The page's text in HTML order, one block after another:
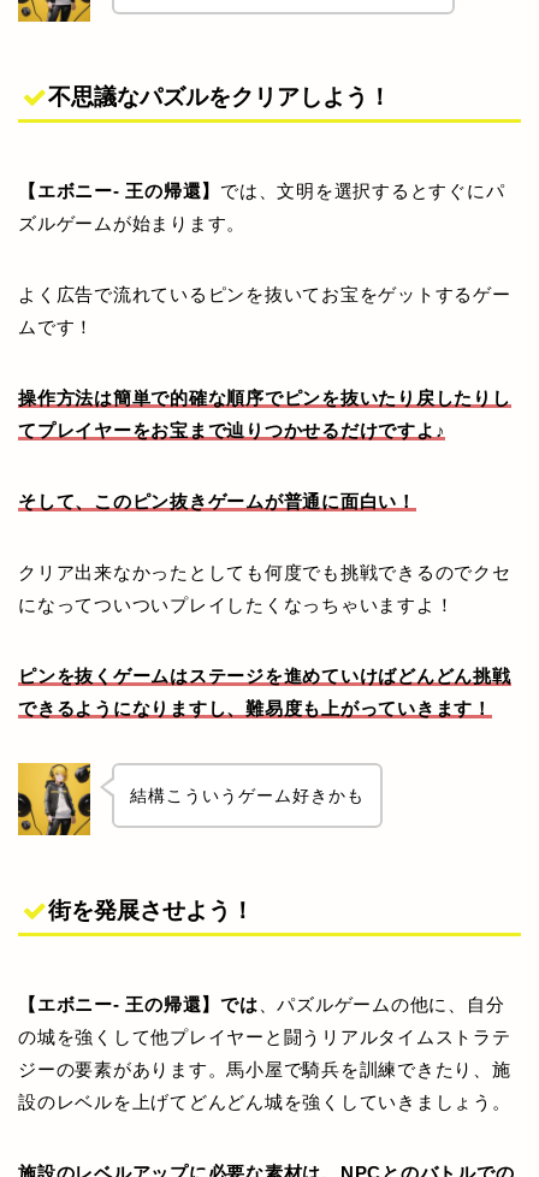
不思議なパズルをクリアしよう！
【エボニー- 王の帰還】 では、文明を選択するとすぐにパ
ズルゲームが始まります。
よく広告で流れているピンを抜いてお宝をゲットするゲー
ムです！
操作方法は簡単で的確な順序でピンを抜いたり戻したりし
てプレイヤーをお宝まで辿りつかせるだけですよ♪
そして、このピン抜きゲームが普通に面白い！
クリア出来なかったとしても何度でも挑戦できるのでクセ
になってついついプレイしたくなっちゃいますよ！
ピンを抜くゲームはステージを進めていけばどんどん挑戦
できるようになりますし、難易度も上がっていきます！
結構こういうゲーム好きかも
街を発展させよう！
【エボニー- 王の帰還】では 、パズルゲームの他に、自分
の城を強くして他プレイヤーと闘うリアルタイムストラテ
ジーの要素があります。馬小屋で騎兵を訓練できたり、施
設のレベルを上げてどんどん城を強くしていきましょう。